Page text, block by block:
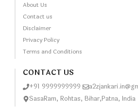
About Us
Contact us
Disclaimer
Privacy Policy
Terms and Conditions
CONTACT US
+91 9999999999
SasaRam, Rohtas, Bihar,Patna, India